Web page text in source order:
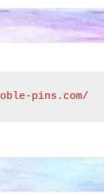
pins.com/